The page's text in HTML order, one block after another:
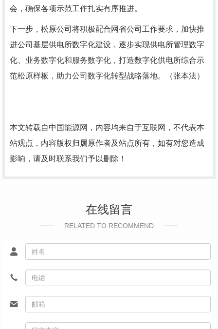
会，确保各项示范工作扎实有序推进。
下一步，松原公司将积极配合网省公司工作要求，加快推
进公司基层供电所数字化建设，逐步实现供电所管理数字
化、业务数字化和服务数字化，打造数字化供电所综合示
范松原样板，助力公司数字化转型战略落地。（张本法）
本文转载自中国能源网，内容均来自于互联网，不代表本
站观点，内容版权归属原作者及站点所有，如有对您造成
影响，请及时联系我们予以删除！
在线留言
RELATED TO RECOMMEND